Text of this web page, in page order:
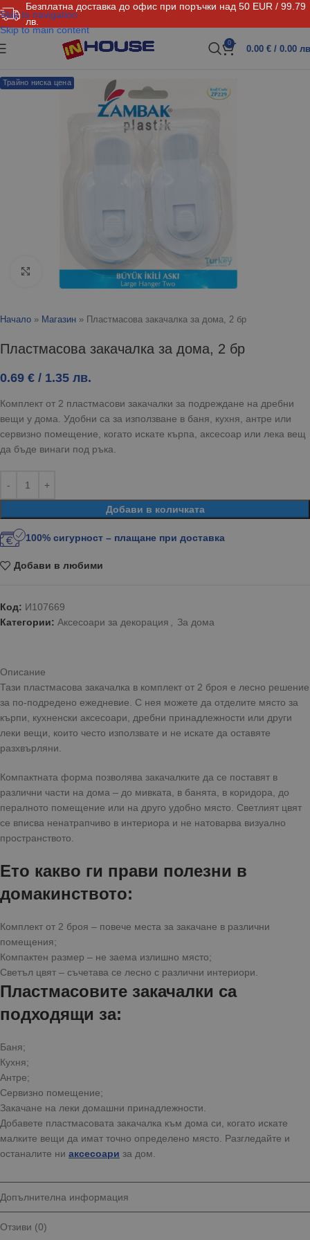
Безплатна доставка до офис при поръчки над 50 EUR / 99.79
лв.
Skip to navigation
Skip to main content
0
0.00 € / 0.00
Трайно ниска цена
Click to enlarge
Начало » Магазин » Пластмасова закачалка за дома, 2 бр
Пластмасова закачалка за дома, 2 бр
0.69 € / 1.35 лв.
Комплект от 2 пластмасови закачалки за подреждане на дребни
вещи у дома. Удобни са за използване в баня, кухня, антре или
сервизно помещение, когато искате кърпа, аксесоар или лека вещ
да бъде винаги под ръка.
Добави в количката
100% сигурност – плащане при доставка
Добави в любими
Код: И107669
Категории: Аксесоари за декорация За дома
Описание
Тази пластмасова закачалка в комплект от 2 броя е лесно решение
за по-подредено ежедневие. С нея можете да отделите място за
кърпи, кухненски аксесоари, дребни принадлежности или други
леки вещи, които често използвате и не искате да оставяте
разхвърляни.
Компактната форма позволява закачалките да се поставят в
различни части на дома – до мивката, в банята, в коридора, до
пералното помещение или на друго удобно място. Светлият цвят
се вписва ненатрапчиво в интериора и не натоварва визуално
пространството.
Ето какво ги прави полезни в
домакинството:
Комплект от 2 броя – повече места за закачане в различни
помещения;
Компактeн размер – не заема излишно място;
Светъл цвят – съчетава се лесно с различни интериори.
Пластмасовите закачалки са
подходящи за:
Баня;
Кухня;
Антре;
Сервизно помещение;
Закачане на леки домашни принадлежности.
Добавете пластмасовата закачалка към дома си, когато искате
малките вещи да имат точно определено място. Разгледайте и
останалите ни аксесоари за дом.
Допълнителна информация
Отзиви (0)